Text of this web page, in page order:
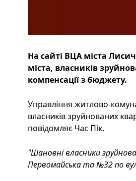
На сайті ВЦА міста
міста, власників
компенсації з бюджету.
Управління житлово-
власників зруйнованих
повідомляє Час Пік.
"Шановні власники
Первомайська та №32 по